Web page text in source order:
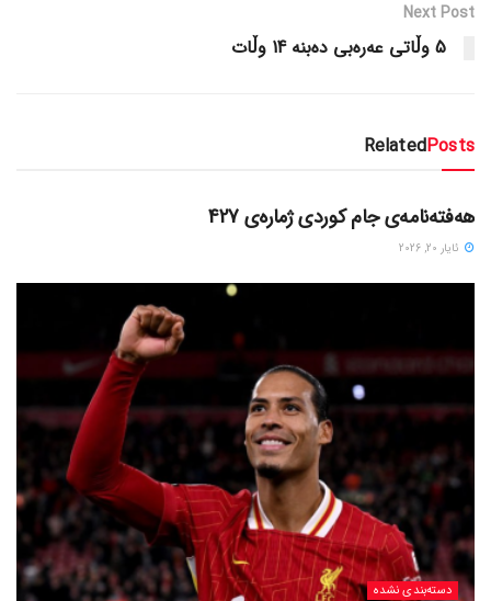
Next Post
5 وڵاتی عه‌ره‌بی ده‌بنه‌ 14 وڵات
RelatedPosts
دسته‌بندی نشده
هەفتەنامەی جام کوردی ژمارەی 427
ئایار 20, 2026
دسته‌بندی نشده